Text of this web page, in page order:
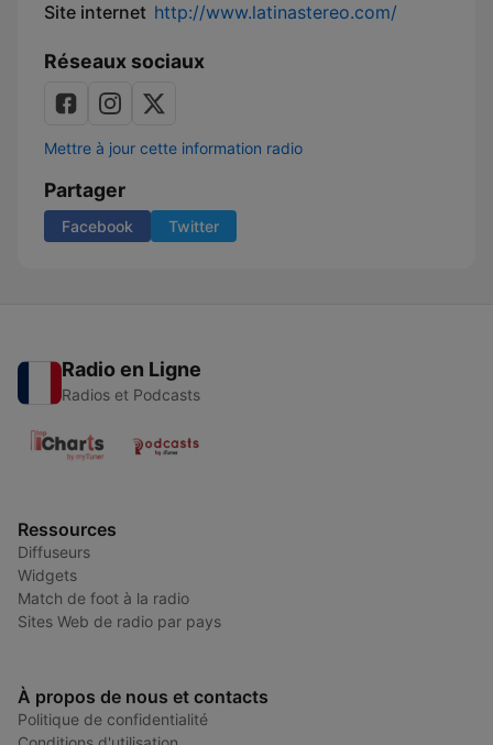
Site internet http://www.latinastereo.com/
Réseaux sociaux
Mettre à jour cette information radio
Partager
Facebook Twitter
Radio en Ligne
Radios et Podcasts
Ressources
Diffuseurs
Widgets
Match de foot à la radio
Sites Web de radio par pays
À propos de nous et contacts
Politique de confidentialité